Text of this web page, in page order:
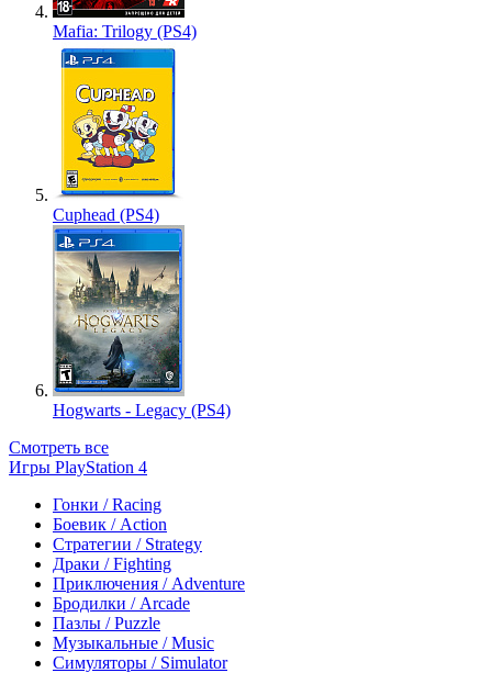
Mafia: Trilogy (PS4)
Cuphead (PS4)
Hogwarts - Legacy (PS4)
Смотреть все
Игры PlayStation 4
Гонки / Racing
Боевик / Action
Стратегии / Strategy
Драки / Fighting
Приключения / Adventure
Бродилки / Arcade
Пазлы / Puzzle
Музыкальные / Music
Симуляторы / Simulator